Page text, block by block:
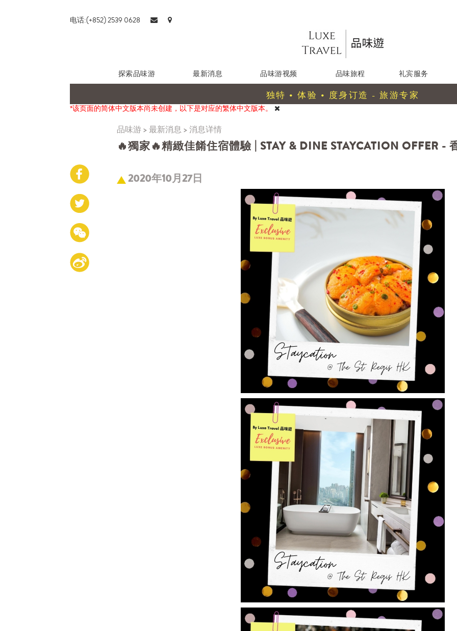
电话:(+852) 2539 0628
探索品味游 最新消息 品味游视频 品味旅程 礼宾服务
独特 • 体验 • 度身订造 - 旅游专家
*该页面的简体中文版本尚未创建，以下是对应的繁体中文版本。
品味游>最新消息>消息详情
🔥獨家🔥精緻佳餚住宿體驗 | STAY & DINE STAYCATION OFFER -
2020年10月27日